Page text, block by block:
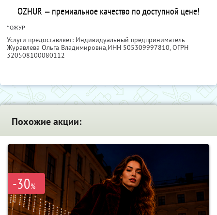
OZHUR — премиальное качество по доступной цене!
* ОЖУР
Услуги предоставляет: Индивидуальный предприниматель
Журавлева Ольга Владимировна,ИНН 505309997810, ОГРН
320508100080112
Похожие акции:
-30%